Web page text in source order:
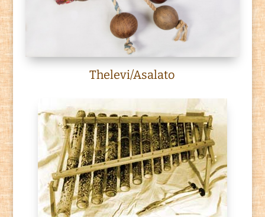
Thelevi/Asalato